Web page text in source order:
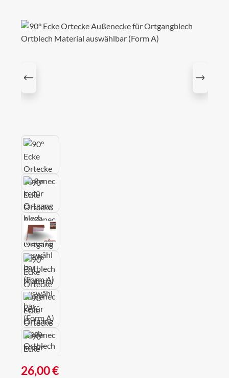
Bildergalerie überspringen
Regulärer Preis:
26,00 €